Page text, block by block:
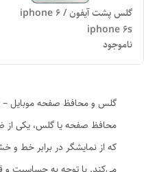
گلس پشت آیفون iphone 6 /
iphone 6s
ناموجود
گلس و محافظ صفحه موبایل –
محافظ صفحه یا گلس، یکی از
که از نمایشگر در برابر خط